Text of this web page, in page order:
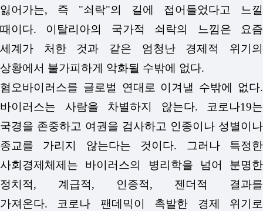
잃어가는, 즉 "쇠락"의 길에 접어들었다고 느낄
때이다. 이탈리아의 국가적 쇠락의 느낌은 요즘
세계가 처한 것과 같은 엄청난 경제적 위기의
상황에서 불가피하게 악화될 수밖에 없다.
혐오바이러스를 글로벌 연대로 이겨낼 수밖에 없다.
바이러스는 사람을 차별하지 않는다. 코로나19는
국경을 존중하고 여권을 검사하고 인종이나 성별이나
종교를 가리지 않는다는 것이다. 그러나 특정한
사회경제체제는 바이러스의 병리학을 넘어 분명한
정치적, 계급적, 인종적, 젠더적 결과를
가져온다.
코로나 팬데믹이 촉발한 경제 위기로